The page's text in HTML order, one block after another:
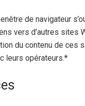
de navigateur
vers d’autres sites
du contenu de ces
leurs opérateurs.*